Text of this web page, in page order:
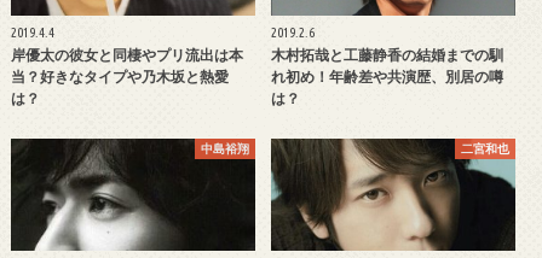
2019.4.4
岸優太の彼女と同棲やプリ流出は本
当？好きなタイプや乃木坂と熱愛
は？
2019.2.6
木村拓哉と工藤静香の結婚までの馴
れ初め！年齢差や共演歴、別居の噂
は？
中島裕翔 二宮和也